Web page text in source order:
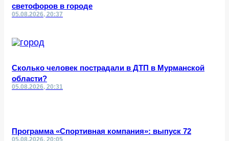
светофоров в городе
05.08.2026, 20:37
Сколько человек пострадали в ДТП в Мурманской
области?
05.08.2026, 20:31
Программа «Спортивная компания»: выпуск 72
05.08.2026, 20:05